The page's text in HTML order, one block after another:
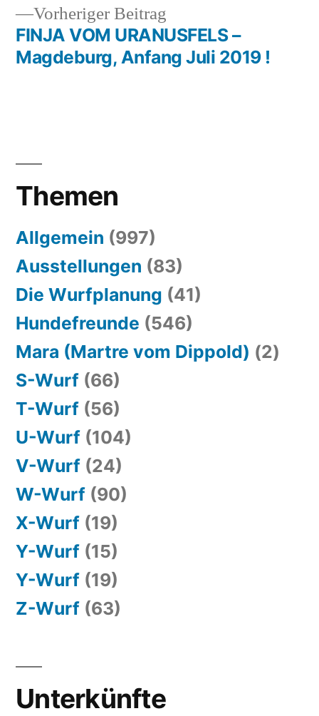
Vorheriger Beitrag
Beitrag:
FINJA VOM URANUSFELS –
Magdeburg, Anfang Juli 2019 !
Themen
Allgemein (997)
Ausstellungen (83)
Die Wurfplanung (41)
Hundefreunde (546)
Mara (Martre vom Dippold) (2)
S-Wurf (66)
T-Wurf (56)
U-Wurf (104)
V-Wurf (24)
W-Wurf (90)
X-Wurf (19)
Y-Wurf (15)
Y-Wurf (19)
Z-Wurf (63)
Unterkünfte